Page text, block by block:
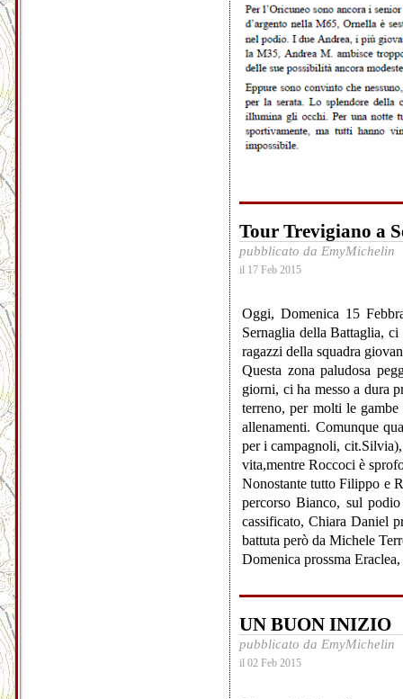
Tour Trevigiano a
pubblicato da EmyMichelin
il 17 Feb 2015
Oggi, Domenica 15
Sernaglia della Battaglia,
ragazzi della squadra
Questa zona paludosa
giorni, ci ha messo a dura
terreno, per molti le
allenamenti. Comunque
per i campagnoli,
vita,mentre Roccoci è
Nonostante tutto Filippo e
percorso Bianco, sul
cassificato, Chiara Daniel
battuta però da Michele
Domenica prossma
UN BUON INIZIO
pubblicato da EmyMichelin
il 02 Feb 2015